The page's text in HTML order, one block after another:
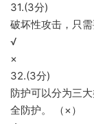
31.(3分)
破坏性攻击，只
√
×
32.(3分)
防护可以分为三
全防护。 （×）